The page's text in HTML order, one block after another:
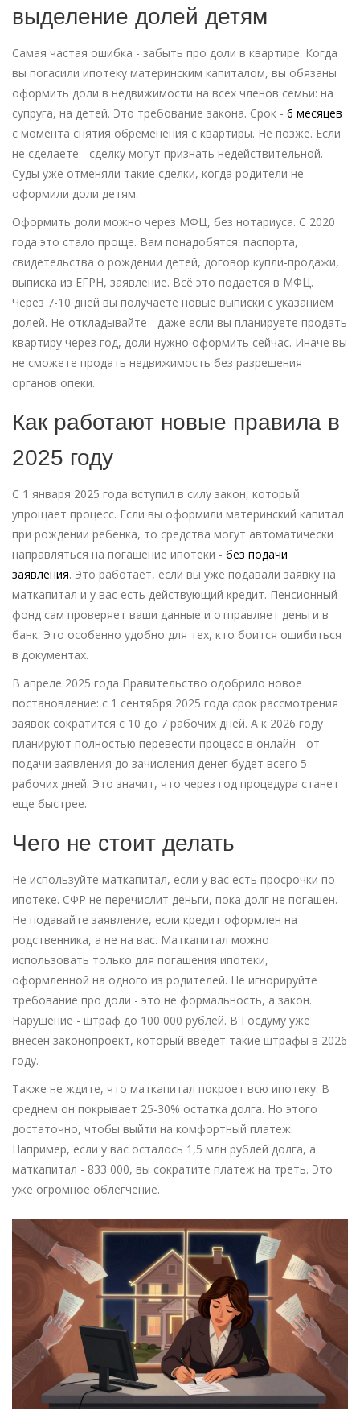
выделение долей детям
Самая частая ошибка - забыть про доли в квартире. Когда
вы погасили ипотеку материнским капиталом, вы обязаны
оформить доли в недвижимости на всех членов семьи: на
супруга, на детей. Это требование закона. Срок - 6 месяцев
с момента снятия обременения с квартиры. Не позже. Если
не сделаете - сделку могут признать недействительной.
Суды уже отменяли такие сделки, когда родители не
оформили доли детям.
Оформить доли можно через МФЦ, без нотариуса. С 2020
года это стало проще. Вам понадобятся: паспорта,
свидетельства о рождении детей, договор купли-продажи,
выписка из ЕГРН, заявление. Всё это подается в МФЦ.
Через 7-10 дней вы получаете новые выписки с указанием
долей. Не откладывайте - даже если вы планируете продать
квартиру через год, доли нужно оформить сейчас. Иначе вы
не сможете продать недвижимость без разрешения
органов опеки.
Как работают новые правила в
2025 году
С 1 января 2025 года вступил в силу закон, который
упрощает процесс. Если вы оформили материнский капитал
при рождении ребенка, то средства могут автоматически
направляться на погашение ипотеки - без подачи
заявления. Это работает, если вы уже подавали заявку на
маткапитал и у вас есть действующий кредит. Пенсионный
фонд сам проверяет ваши данные и отправляет деньги в
банк. Это особенно удобно для тех, кто боится ошибиться
в документах.
В апреле 2025 года Правительство одобрило новое
постановление: с 1 сентября 2025 года срок рассмотрения
заявок сократится с 10 до 7 рабочих дней. А к 2026 году
планируют полностью перевести процесс в онлайн - от
подачи заявления до зачисления денег будет всего 5
рабочих дней. Это значит, что через год процедура станет
еще быстрее.
Чего не стоит делать
Не используйте маткапитал, если у вас есть просрочки по
ипотеке. СФР не перечислит деньги, пока долг не погашен.
Не подавайте заявление, если кредит оформлен на
родственника, а не на вас. Маткапитал можно
использовать только для погашения ипотеки,
оформленной на одного из родителей. Не игнорируйте
требование про доли - это не формальность, а закон.
Нарушение - штраф до 100 000 рублей. В Госдуму уже
внесен законопроект, который введет такие штрафы в 2026
году.
Также не ждите, что маткапитал покроет всю ипотеку. В
среднем он покрывает 25-30% остатка долга. Но этого
достаточно, чтобы выйти на комфортный платеж.
Например, если у вас осталось 1,5 млн рублей долга, а
маткапитал - 833 000, вы сократите платеж на треть. Это
уже огромное облегчение.